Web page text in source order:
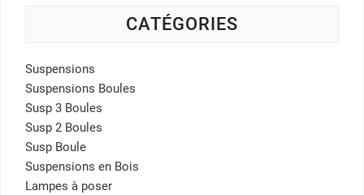
CATÉGORIES
Suspensions
Suspensions Boules
Susp 3 Boules
Susp 2 Boules
Susp Boule
Suspensions en Bois
Lampes à poser